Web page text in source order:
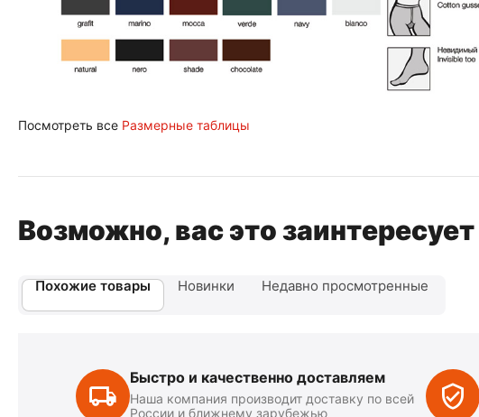
Посмотреть все Размерные таблицы
Возможно, вас это заинтересует
Похожие товары Новинки Недавно просмотренные
Быстро и качественно доставляем
Наша компания производит доставку по всей
России и ближнему зарубежью